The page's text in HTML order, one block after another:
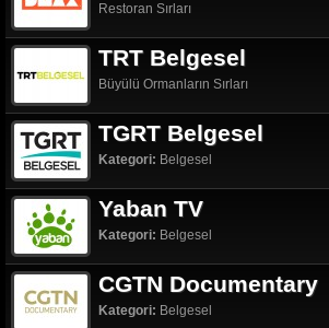
Restoran Sırları
TRT Belgesel
Büyülü Ormanların Sırları
TGRT Belgesel
Kategori: Belgesel
Yaban TV
Kategori: Belgesel
CGTN Documentary
Kategori: Belgesel